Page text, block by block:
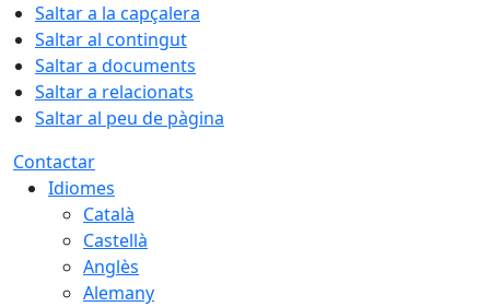
Saltar a la capçalera
Saltar al contingut
Saltar a documents
Saltar a relacionats
Saltar al peu de pàgina
Contactar
Idiomes
Català
Castellà
Anglès
Alemany